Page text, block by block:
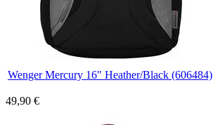
Wenger Mercury 16" Heather/Black (606484)
49,90 €